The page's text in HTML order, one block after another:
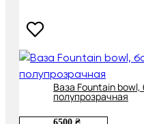
Ваза Fountain
полупрозрачная
6500 ₴